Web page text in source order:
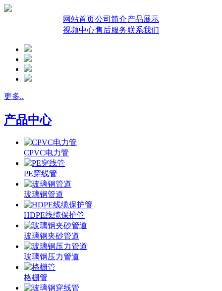
网站首页公司简介产品展示
视频中心售后服务联系我们
更多..
产品中心
CPVC电力管
PE穿线管
玻璃钢管道
HDPE线缆保护管
玻璃钢夹砂管道
玻璃钢压力管道
格栅管